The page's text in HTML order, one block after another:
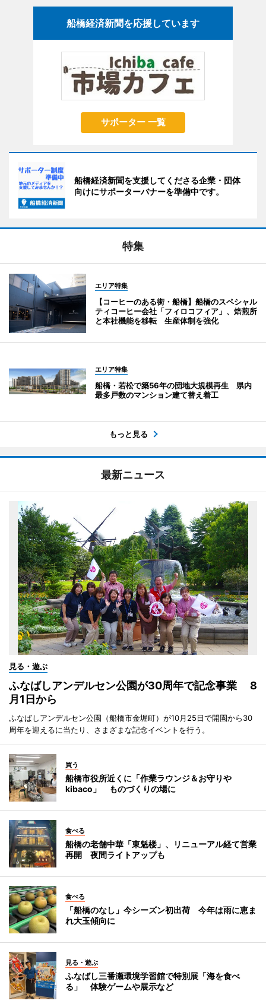
船橋経済新聞を応援しています
サポーター 一覧
船橋経済新聞を支援してくださる企業・団体
向けにサポーターバナーを準備中です。
特集
エリア特集
【コーヒーのある街・船橋】船橋のスペシャル
ティコーヒー会社「フィロコフィア」、焙煎所
と本社機能を移転 生産体制を強化
エリア特集
船橋・若松で築56年の団地大規模再生 県内
最多戸数のマンション建て替え着工
もっと見る
最新ニュース
見る・遊ぶ
ふなばしアンデルセン公園が30周年で記念事業 8
月1日から
ふなばしアンデルセン公園（船橋市金堀町）が10月25日で開園から30
周年を迎えるに当たり、さまざまな記念イベントを行う。
買う
船橋市役所近くに「作業ラウンジ＆お守りや
kibaco」 ものづくりの場に
食べる
船橋の老舗中華「東魁楼」、リニューアル経て営業
再開 夜間ライトアップも
食べる
「船橋のなし」今シーズン初出荷 今年は雨に恵ま
れ大玉傾向に
見る・遊ぶ
ふなばし三番瀬環境学習館で特別展「海を食べ
る」 体験ゲームや展示など